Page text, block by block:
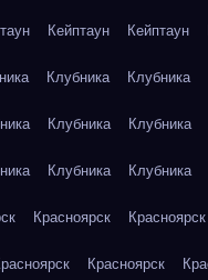
Кейптаун Кейптаун
Клубника Клубника
Клубника Клубника
Клубника Клубника
Красноярск Красноярск
Красноярск